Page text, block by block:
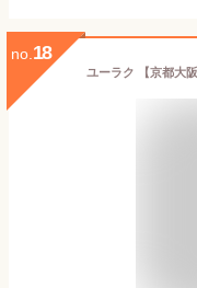
no. 18
ユーラク 【京都大